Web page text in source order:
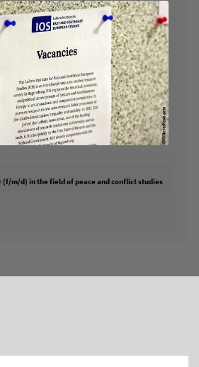
(f/m/d) in the field of peace and conflict studies